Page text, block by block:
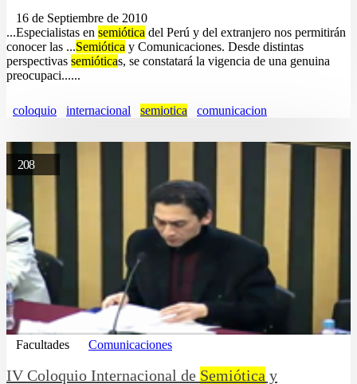
16 de Septiembre de 2010
...Especialistas en semiótica del Perú y del extranjero nos permitirán
conocer las ...Semiótica y Comunicaciones. Desde distintas
perspectivas semióticas, se constatará la vigencia de una genuina
preocupaci......
coloquio internacional semiotica comunicacion
208
Facultades Comunicaciones
IV Coloquio Internacional de Semiótica y